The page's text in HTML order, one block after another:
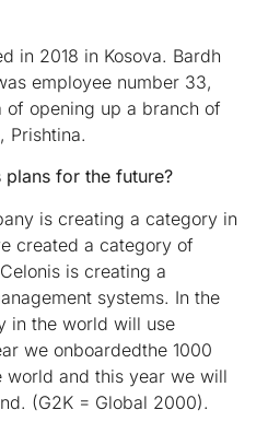
in 2018 in Kosova. Bardh
employee number 33,
of opening up a branch of
Prishtina.
plans for the future?
is creating a category in
created a category of
is creating a
systems. In the
in the world will use
we onboardedthe 1000
world and this year we will
(G2K = Global 2000).